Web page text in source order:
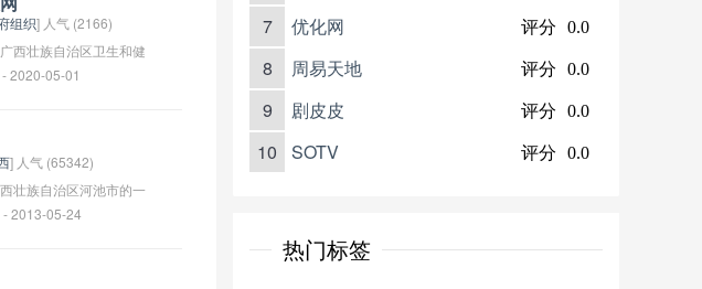
组织] 人气 (2166)
西壮族自治区卫生和健
官方网站，旨在为广西
政策、公共卫生信息、
在促进民众的健康意识
过广西卫生信息网，人
区的医疗卫生情况、特
家人的健康。
2020-05-01
] 人气 (65342)
壮族自治区河池市的一
个学科的本科和研究生
学院拥有优秀的教师团
2013-05-24
7 优化网 评分 0.0
8 周易天地 评分 0.0
9 剧皮皮 评分 0.0
10 SOTV 评分 0.0
热门标签